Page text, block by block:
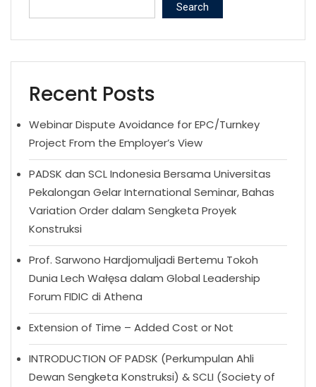
Search
Recent Posts
Webinar Dispute Avoidance for EPC/Turnkey
Project From the Employer’s View
PADSK dan SCL Indonesia Bersama Universitas
Pekalongan Gelar International Seminar, Bahas
Variation Order dalam Sengketa Proyek
Konstruksi
Prof. Sarwono Hardjomuljadi Bertemu Tokoh
Dunia Lech Wałęsa dalam Global Leadership
Forum FIDIC di Athena
Extension of Time – Added Cost or Not
INTRODUCTION OF PADSK (Perkumpulan Ahli
Dewan Sengketa Konstruksi) & SCLI (Society of